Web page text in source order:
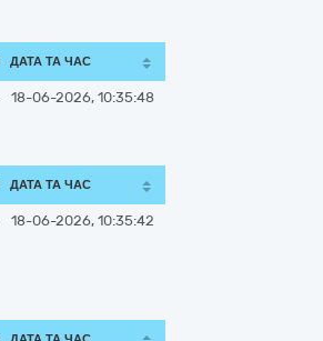
ДАТА ТА ЧАС
18-06-2026, 10:35:48
ДАТА ТА ЧАС
18-06-2026, 10:35:42